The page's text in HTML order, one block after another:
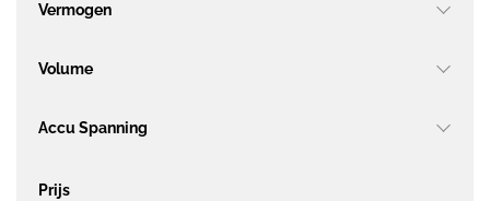
Vermogen
Volume
Accu Spanning
Prijs